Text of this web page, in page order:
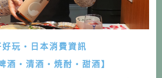
好玩・日本消費資訊
酒・清酒・焼酎・甜酒】